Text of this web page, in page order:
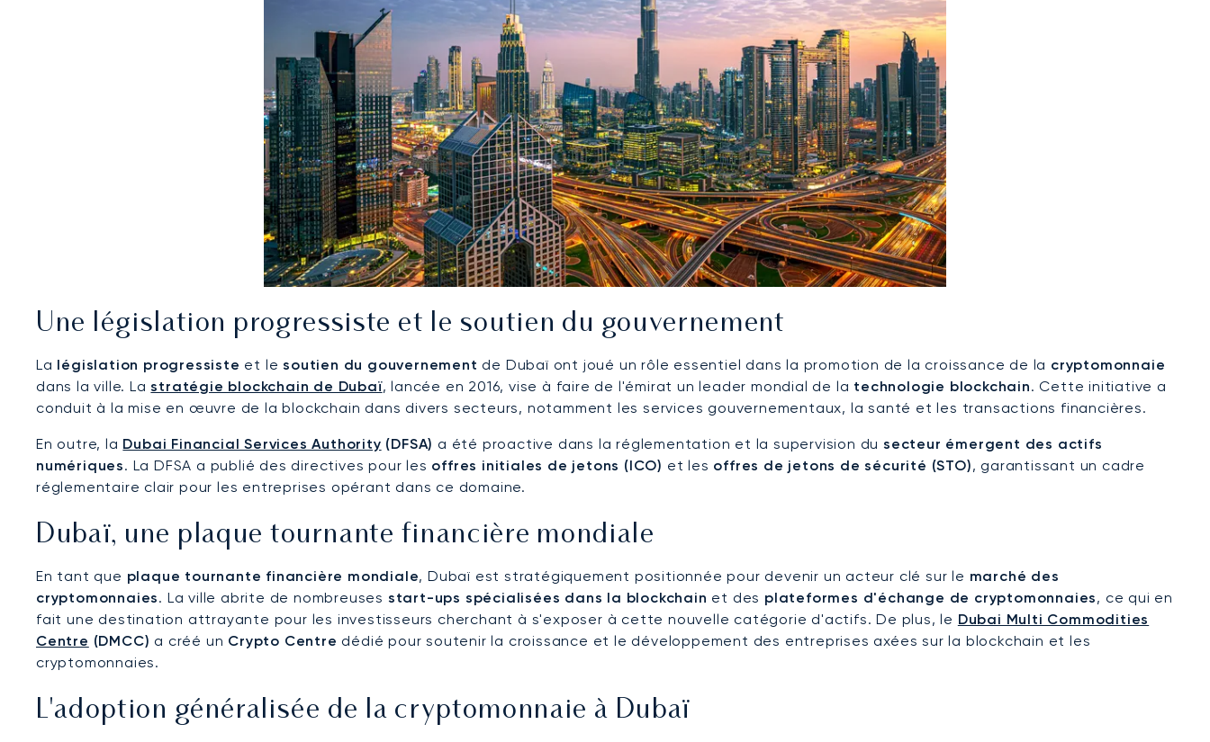
Une législation progressiste et le soutien du gouvernement
La législation progressiste et lesoutien du gouvernement de Dubaï ont joué un rôle essentiel dans la promotion de la croissance de la cryptomonnaie
dans la ville. Lastratégie blockchain de Dubaï, lancée en 2016, vise à faire de l'émirat un leader mondial de la technologie blockchain. Cette initiative a
conduit à la mise en œuvre de la blockchain dans divers secteurs, notamment les services gouvernementaux, la santé et les transactions financières.
En outre, la Dubai Financial Services Authority (DFSA) a été proactive dans la réglementation et la supervision dusecteur émergent des actifs
numériques. La DFSA a publié des directives pour les offres initiales de jetons (ICO) et les offres de jetons de sécurité (STO), garantissant un cadre
réglementaire clair pour les entreprises opérant dans ce domaine.
Dubaï, une plaque tournante financière mondiale
En tant que plaque tournante financière mondiale, Dubaï est stratégiquement positionnée pour devenir un acteur clé sur le marché des
cryptomonnaies. La ville abrite de nombreuses start-ups spécialisées dans la blockchain et des plateformes d'échange de cryptomonnaies, ce qui en
fait une destination attrayante pour les investisseurs cherchant à s'exposer à cette nouvelle catégorie d'actifs. De plus, le Dubai Multi Commodities
Centre (DMCC) a créé un Crypto Centre dédié pour soutenir la croissance et le développement des entreprises axées sur la blockchain et les
cryptomonnaies.
L'adoption généralisée de la cryptomonnaie à Dubaï